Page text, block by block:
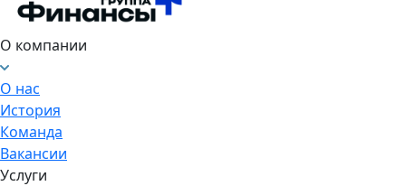
О компании
О нас
История
Команда
Вакансии
Услуги